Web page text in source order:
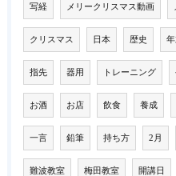
写経 メリークリスマス動画
クリスマス 日本 歴史
指先 器用 トレーニング
お酒 お店 飲食 養成
一言 鉛筆 持ち方 2月
難波教室 梅田教室 開講日